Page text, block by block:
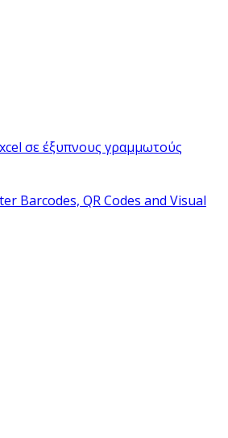
σε έξυπνους γραμμωτούς
Barcodes, QR Codes and Visual